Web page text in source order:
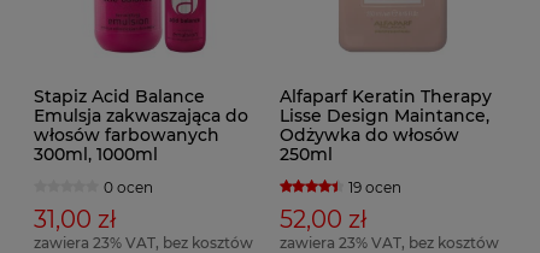
Stapiz Acid Balance
Emulsja zakwaszająca do
włosów farbowanych
300ml, 1000ml
0 ocen
31,00 zł
zawiera 23% VAT, bez kosztów
Alfaparf Keratin Therapy
Lisse Design Maintance,
Odżywka do włosów
250ml
19 ocen
52,00 zł
zawiera 23% VAT, bez kosztów